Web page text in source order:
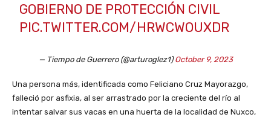
GOBIERNO DE PROTECCIÓN CIVIL
PIC.TWITTER.COM/HRWCWOUXDR
— Tiempo de Guerrero (@arturoglez1)October 9, 2023
Una persona más, identificada como Feliciano Cruz Mayorazgo,
falleció por asfixia, al ser arrastrado por la creciente del río al
intentar salvar sus vacas en una huerta de la localidad de Nuxco,